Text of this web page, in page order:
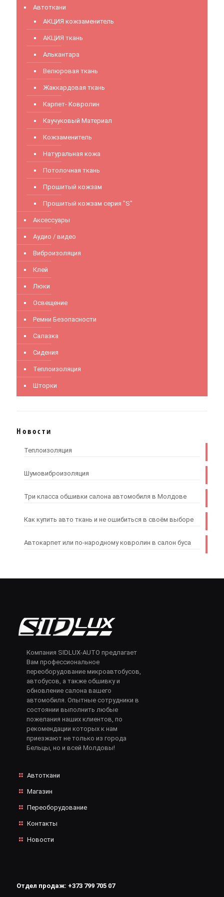
Автоткани
АКЦИЯ кожзаменитель
АКЦИЯ ткань
Алькантара
Велюровая ткань
Жаккардовая ткань
Карпет- Ковролин
Каучуковый Материал
Кожзаменитель
Натуральная кожа
Потолочная ткань
Прошитый кожзам
Прошитый кожзам серия "S"
Аксессуары
Аудио / видео
Виброизоляция
Клей
Люки
Освещение
Ремни Безопасности
Салазка
Сидения
Теплоизоляция
Шторки
Новости
Теплоизоляция
Шумовиброизоляция
Три класса обшивки салона автомобиля в Молдове
Как купить авто ткань и не ошибиться в своём выборе
Автокарпет или по-народному ковролин в салон буса
Компания SIDLUX-AUTO предлагает
Вам профессиональное
переоборудование микроавтобусов,
автобусов, а также обшивку и
обновление салона вашего
автомобиля. Опытные сотрудники в
состоянии выполнить любые
пожелания наших клиентов, по
рекомендации которых к нам
приезжают не только из города
Бельцы, но и всей Молдовы!
Автоткани
Магазин
Переоборудование
Контакты
Новости
Отдел продаж: +373 799 705 07